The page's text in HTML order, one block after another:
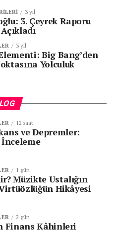
3 yıl
3. Çeyrek Raporu
3 yıl
Big Bang’den
Yolculuk
12 saat
ve Depremler:
1 gün
Müzikte Ustalığın
Virtüözlüğün Hikâyesi
2 gün
Finans Kâhinleri